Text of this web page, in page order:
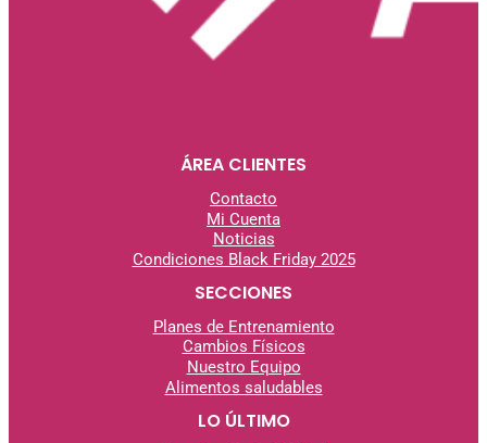
ÁREA CLIENTES
Contacto
Mi Cuenta
Noticias
Condiciones Black Friday 2025
SECCIONES
Planes de Entrenamiento
Cambios Físicos
Nuestro Equipo
Alimentos saludables
LO ÚLTIMO